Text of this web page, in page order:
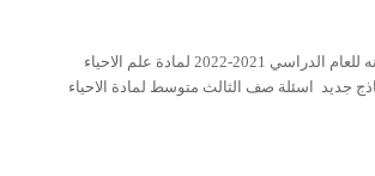
اسئلة امتحان نصف السنه للعام الدراسي 2021-2022 لمادة علم الاحياء
جديد اسئلة صف الثالث متوسط لمادة الاحياء